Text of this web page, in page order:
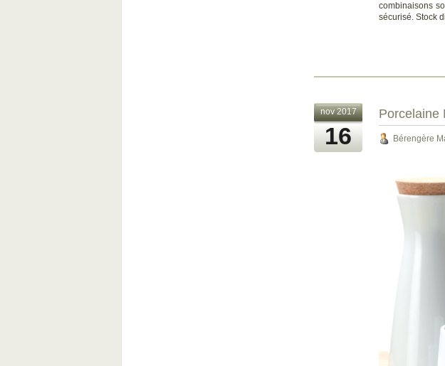
combinaisons
sécurisé. Stock
nov 2017
16
Porcelaine
Bérengère